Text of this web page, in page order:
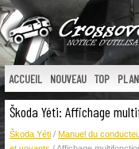
ACCUEIL NOUVEAU TOP
Škoda Yéti: Affichage
Škoda Yéti / Manuel du